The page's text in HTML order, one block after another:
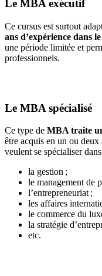
Le MBA exécutif
Ce cursus est surtout
ans d’expérience dans
une période limitée et
professionnels.
Le MBA spécialisé
Ce type de MBA traite
être acquis en un ou
veulent se spécialiser
la gestion ;
le management de
l’entrepreneuriat ;
les affaires
le commerce du
la stratégie
etc.